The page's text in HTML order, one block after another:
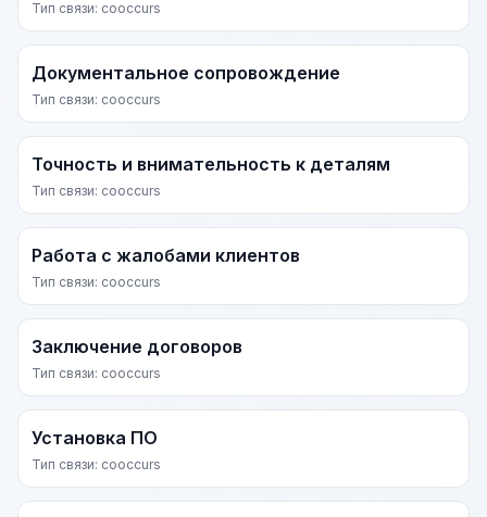
Тип связи: cooccurs
Документальное сопровождение
Тип связи: cooccurs
Точность и внимательность к деталям
Тип связи: cooccurs
Работа с жалобами клиентов
Тип связи: cooccurs
Заключение договоров
Тип связи: cooccurs
Установка ПО
Тип связи: cooccurs